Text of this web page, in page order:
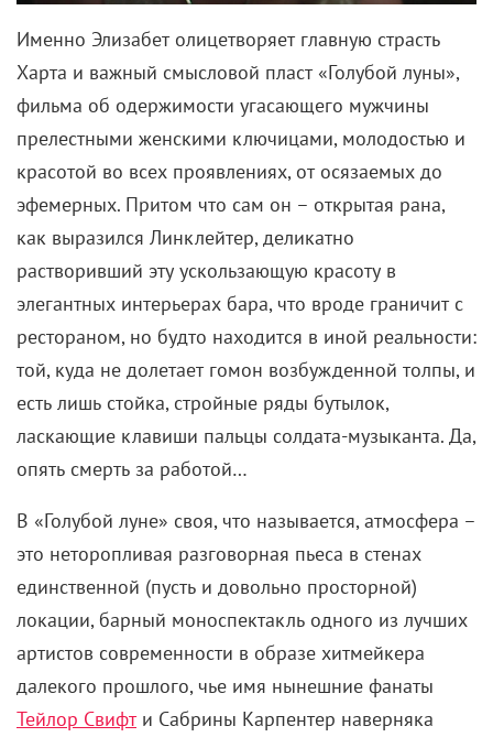
Именно Элизабет олицетворяет главную страсть
Харта и важный смысловой пласт «Голубой луны»,
фильма об одержимости угасающего мужчины
прелестными женскими ключицами, молодостью и
красотой во всех проявлениях, от осязаемых до
эфемерных. Притом что сам он – открытая рана,
как выразился Линклейтер, деликатно
растворивший эту ускользающую красоту в
элегантных интерьерах бара, что вроде граничит с
рестораном, но будто находится в иной реальности:
той, куда не долетает гомон возбужденной толпы, и
есть лишь стойка, стройные ряды бутылок,
ласкающие клавиши пальцы солдата-музыканта. Да,
опять смерть за работой…
В «Голубой луне» своя, что называется, атмосфера –
это неторопливая разговорная пьеса в стенах
единственной (пусть и довольно просторной)
локации, барный моноспектакль одного из лучших
артистов современности в образе хитмейкера
далекого прошлого, чье имя нынешние фанаты
Тейлор Свифти Сабрины Карпентер наверняка